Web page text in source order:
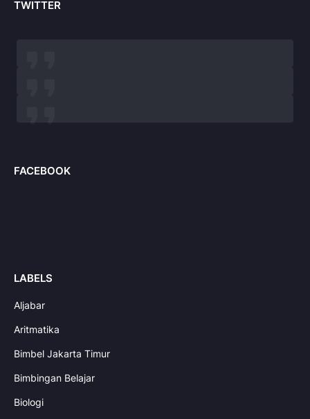
TWITTER
FACEBOOK
LABELS
Aljabar
Aritmatika
Bimbel Jakarta Timur
Bimbingan Belajar
Biologi